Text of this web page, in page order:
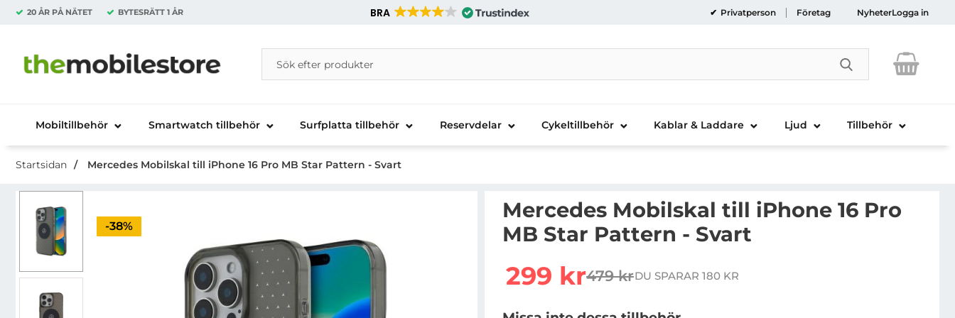
20 ÅR PÅ NÄTET BYTESRÄTT 1 ÅR BRA Privatperson Företag NyheterLogga in
Startsidan för Danira Telecom AB
Sök
Sök på Danira Telecom AB
Genomför
Mobiltillbehör Smartwatch tillbehör Surfplatta tillbehör Reservdelar Cykeltillbehör Kablar & Laddare Ljud Tillbehör
Startsidan Mercedes Mobilskal till iPhone 16 Pro MB Star Pattern - Svart
Priset är nedsatt med
-38%
Mercedes Mobilskal till iPhone 16 Pro
MB Star Pattern - Svart
rea pris
299 krtidigare pris
479 krDU SPARAR 180 KR